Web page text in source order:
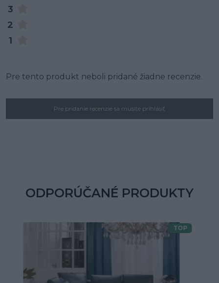
3
2
1
Pre tento produkt neboli pridané žiadne recenzie.
Pre pridanie recenzie sa musíte prihlásiť
ODPORÚČANÉ PRODUKTY
TOP
Doprava zdarma